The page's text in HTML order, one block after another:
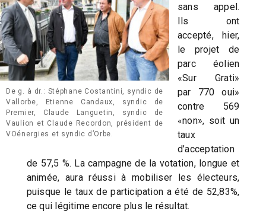
De g. à dr.: Stéphane Costantini, syndic de
Vallorbe, Etienne Candaux, syndic de
Premier, Claude Languetin, syndic de
Vaulion et Claude Recordon, président de
VOénergies et syndic d’Orbe.
sans appel.
Ils ont
accepté, hier,
le projet de
parc éolien
«Sur Grati»
par 770 oui»
contre 569
«non», soit un
taux
d’acceptation
de 57,5 %. La campagne de la votation, longue et
animée, aura réussi à mobiliser les électeurs,
puisque le taux de participation a été de 52,83%,
ce qui légitime encore plus le résultat.